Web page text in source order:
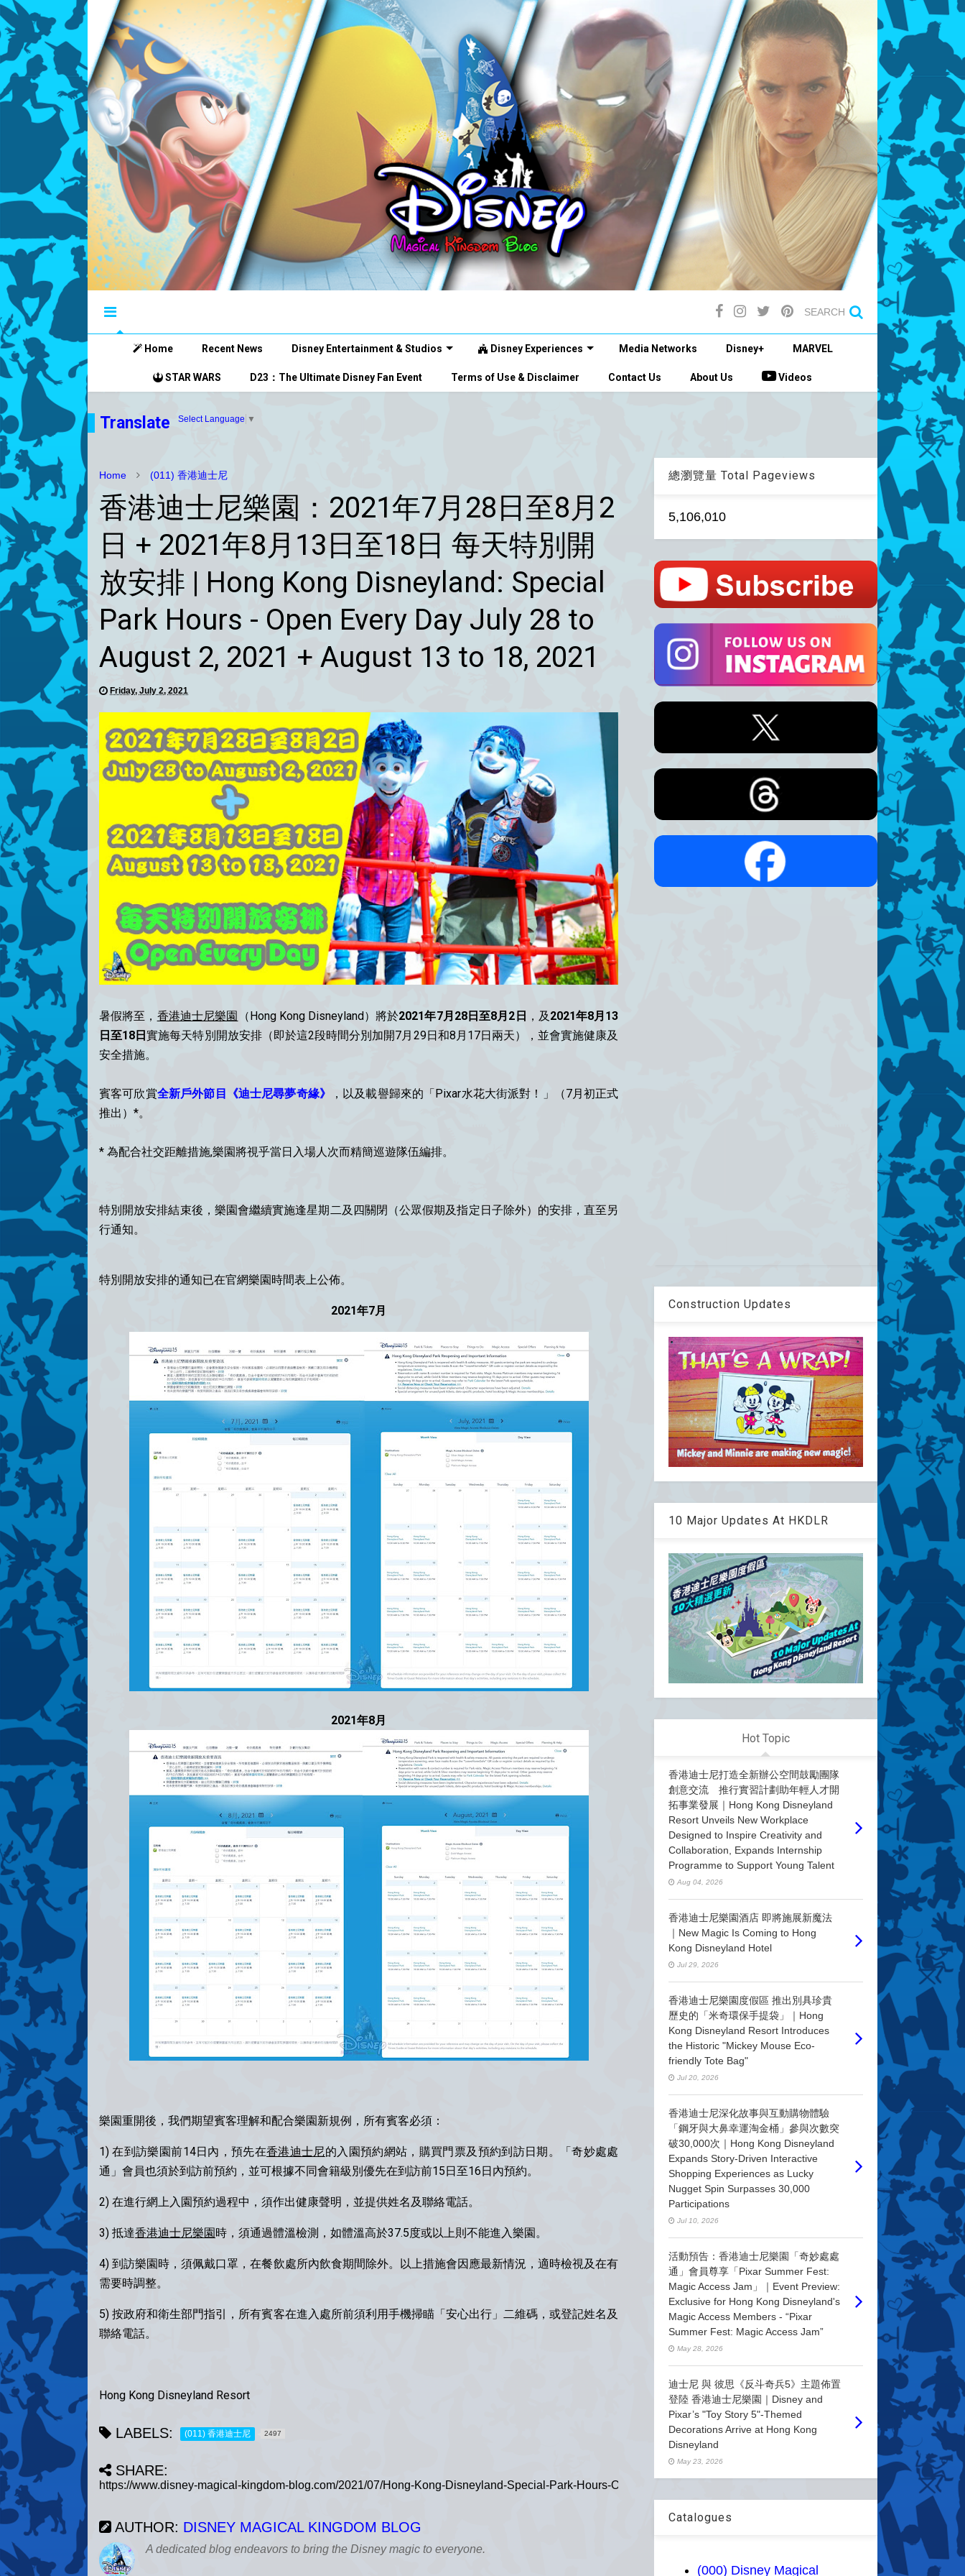
SEARCH
Home Recent News Disney Entertainment & Studios Disney Experiences Media Networks Disney+ MARVEL
STAR WARS D23：The Ultimate Disney Fan Event Terms of Use & Disclaimer Contact Us About Us Videos
Translate Select Language ▼
Home (011) 香港迪士尼
香港迪士尼樂園：2021年7月28日至8月2
日 + 2021年8月13日至18日 每天特別開
放安排 | Hong Kong Disneyland: Special
Park Hours - Open Every Day July 28 to
August 2, 2021 + August 13 to 18, 2021
Friday, July 2, 2021
暑假將至， 香港迪士尼樂園 （Hong Kong Disneyland）將於2021年7月28日至8月2日 ，及 2021年8月13
日至18日實施每天特別開放安排（即於這2段時間分別加開7月29日和8月17日兩天），並會實施健康及
安全措施。
賓客可欣賞全新戶外節目《迪士尼尋夢奇緣》
，以及載譽歸來的「Pixar水花大街派對！」（7月初正式
推出）*。
* 為配合社交距離措施,樂園將視乎當日入場人次而精簡巡遊隊伍編排。
特別開放安排結束後，樂園會繼續實施逢星期二及四關閉（公眾假期及指定日子除外）的安排，直至另
行通知。
特別開放安排的通知已在官網樂園時間表上公佈。
2021年7月
2021年8月
樂園重開後，我們期望賓客理解和配合樂園新規例，所有賓客必須：
1) 在到訪樂園前14日內，預先在香港迪士尼的入園預約網站，購買門票及預約到訪日期。「奇妙處處
通」會員也須於到訪前預約，並可根據不同會籍級別優先在到訪前15日至16日內預約。
2) 在進行網上入園預約過程中，須作出健康聲明，並提供姓名及聯絡電話。
3) 抵達香港迪士尼樂園時，須通過體溫檢測，如體溫高於37.5度或以上則不能進入樂園。
4) 到訪樂園時，須佩戴口罩，在餐飲處所內飲食期間除外。以上措施會因應最新情況，適時檢視及在有
需要時調整。
5) 按政府和衛生部門指引，所有賓客在進入處所前須利用手機掃瞄「安心出行」二維碼，或登記姓名及
聯絡電話。
Hong Kong Disneyland Resort
LABELS: (011) 香港迪士尼 2497
SHARE:
AUTHOR: DISNEY MAGICAL KINGDOM BLOG
A dedicated blog endeavors to bring the Disney magic to everyone.
總瀏覽量 Total Pageviews
5,106,010
Construction Updates
10 Major Updates At HKDLR
Hot Topic
香港迪士尼打造全新辦公空間鼓勵團隊
創意交流 推行實習計劃助年輕人才開
拓事業發展｜Hong Kong Disneyland
Resort Unveils New Workplace
Designed to Inspire Creativity and
Collaboration, Expands Internship
Programme to Support Young Talent
Aug 04, 2026
香港迪士尼樂園酒店 即將施展新魔法
｜New Magic Is Coming to Hong
Kong Disneyland Hotel
Jul 29, 2026
香港迪士尼樂園度假區 推出別具珍貴
歷史的「米奇環保手提袋」｜Hong
Kong Disneyland Resort Introduces
the Historic "Mickey Mouse Eco-
friendly Tote Bag"
Jul 20, 2026
香港迪士尼深化故事與互動購物體驗
「鋼牙與大鼻幸運淘金桶」參與次數突
破30,000次｜Hong Kong Disneyland
Expands Story-Driven Interactive
Shopping Experiences as Lucky
Nugget Spin Surpasses 30,000
Participations
Jul 10, 2026
活動預告：香港迪士尼樂園「奇妙處處
通」會員尊享「Pixar Summer Fest:
Magic Access Jam」｜Event Preview:
Exclusive for Hong Kong Disneyland's
Magic Access Members - “Pixar
Summer Fest: Magic Access Jam”
May 28, 2026
迪士尼 與 彼思《反斗奇兵5》主題佈置
登陸 香港迪士尼樂園｜Disney and
Pixar’s "Toy Story 5"-Themed
Decorations Arrive at Hong Kong
Disneyland
May 23, 2026
Catalogues
(000) Disney Magical